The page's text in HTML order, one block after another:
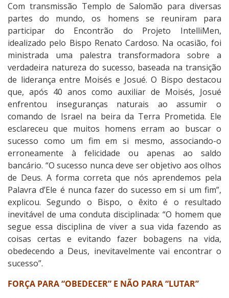
Com transmissão Templo de Salomão para diversas
partes do mundo, os homens se reuniram para
participar do Encontrão do Projeto IntelliMen,
idealizado pelo Bispo Renato Cardoso. Na ocasião, foi
ministrada uma palestra transformadora sobre a
verdadeira natureza do sucesso, baseada na transição
de liderança entre Moisés e Josué. O Bispo destacou
que, após 40 anos como auxiliar de Moisés, Josué
enfrentou inseguranças naturais ao assumir o
comando de Israel na beira da Terra Prometida. Ele
esclareceu que muitos homens erram ao buscar o
sucesso como um fim em si mesmo, associando-o
erroneamente à felicidade ou apenas ao saldo
bancário. “O sucesso nunca deve ser objetivo aos olhos
de Deus. A forma correta que nós aprendemos pela
Palavra d’Ele é nunca fazer do sucesso em si um fim”,
explicou. Segundo o Bispo, o êxito é o resultado
inevitável de uma conduta disciplinada: “O homem que
segue essa disciplina de viver a sua vida fazendo as
coisas certas e evitando fazer bobagens na vida,
obedecendo a Deus, inevitavelmente vai encontrar o
sucesso”.
FORÇA PARA “OBEDECER” E NÃO PARA “LUTAR”